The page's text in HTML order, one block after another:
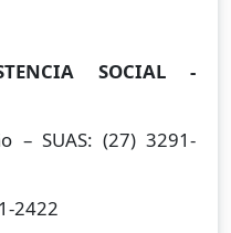
SOCIAL -
– SUAS: (27) 3291-
2422